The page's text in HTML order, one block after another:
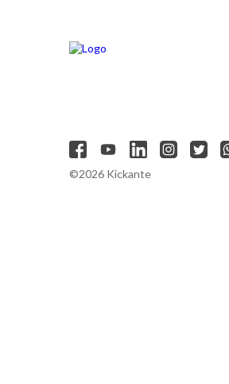
©2026 Kickante